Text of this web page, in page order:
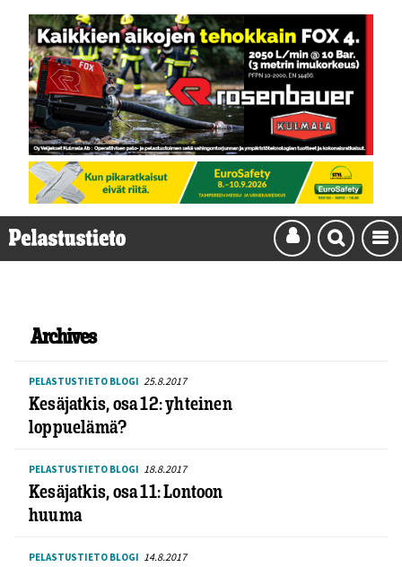
Archives
PELASTUSTIETO BLOGI 25.8.2017
Kesäjatkis, osa 12: yhteinen
loppuelämä?
PELASTUSTIETO BLOGI 18.8.2017
Kesäjatkis, osa 11: Lontoon
huuma
PELASTUSTIETO BLOGI 14.8.2017